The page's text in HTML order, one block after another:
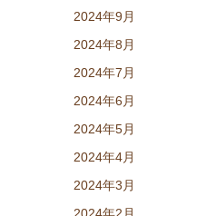
2024年9月
2024年8月
2024年7月
2024年6月
2024年5月
2024年4月
2024年3月